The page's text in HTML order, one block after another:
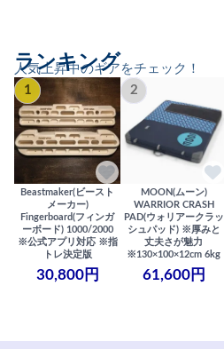
人気上昇中のギアをチェック！
ランキング
1
Beastmaker(ビースト
メーカー)
Fingerboard(フィンガ
ーボード) 1000/2000
※公式アプリ対応 ※指
トレ決定版
30,800円
2
MOON(ムーン)
WARRIOR CRASH
PAD(ウォリアークラッ
シュパッド) ※厚みと
丈夫さが魅力
※130×100×12cm 6kg
61,600円